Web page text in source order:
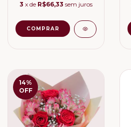
3 x de R$66,33 sem juros
14%
OFF